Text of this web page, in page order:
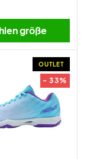
größe
OUTLET
- 33%